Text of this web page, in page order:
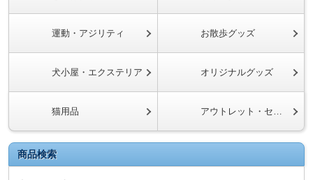
運動・アジリティ お散歩グッズ
犬小屋・エクステリア オリジナルグッズ
猫用品 アウトレット・セール
商品検索